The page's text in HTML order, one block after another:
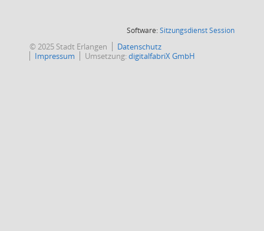
Software:SitzungsdienstSession(Wird in
© 2025 Stadt Erlangen
Datenschutz
Impressum
Umsetzung:digitalfabriX GmbH